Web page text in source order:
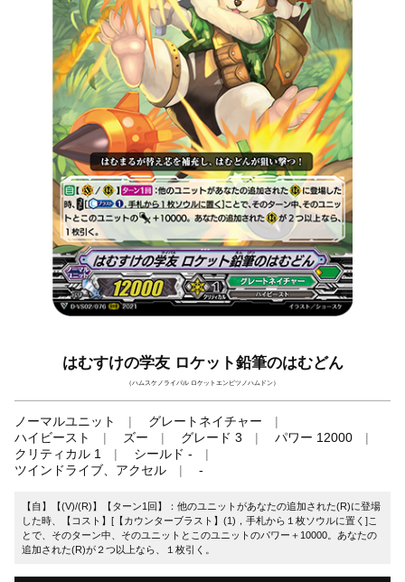
はむすけの学友 ロケット鉛筆のはむどん
（ハムスケノライバル ロケットエンピツノハムドン）
ノーマルユニット
グレートネイチャー
ハイビースト
ズー グレード 3
パワー 12000
クリティカル 1
シールド -
ツインドライブ、アクセル
-
【自】【(V)/(R)】【ターン1回】：他のユニットがあなたの追加された(R)に登場
した時、【コスト】[【カウンターブラスト】(1)，手札から１枚ソウルに置く]こ
とで、そのターン中、そのユニットとこのユニットのパワー＋10000。あなたの
追加された(R)が２つ以上なら、１枚引く。